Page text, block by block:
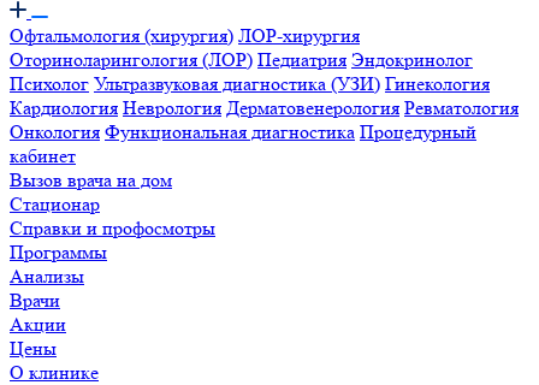
Офтальмология (хирургия) ЛОР-хирургия
Оториноларингология (ЛОР) Педиатрия Эндокринолог
Психолог Ультразвуковая диагностика (УЗИ) Гинекология
Кардиология Неврология Дерматовенерология Ревматология
Онкология Функциональная диагностика Процедурный
кабинет
Вызов врача на дом
Стационар
Справки и профосмотры
Программы
Анализы
Врачи
Акции
Цены
О клинике